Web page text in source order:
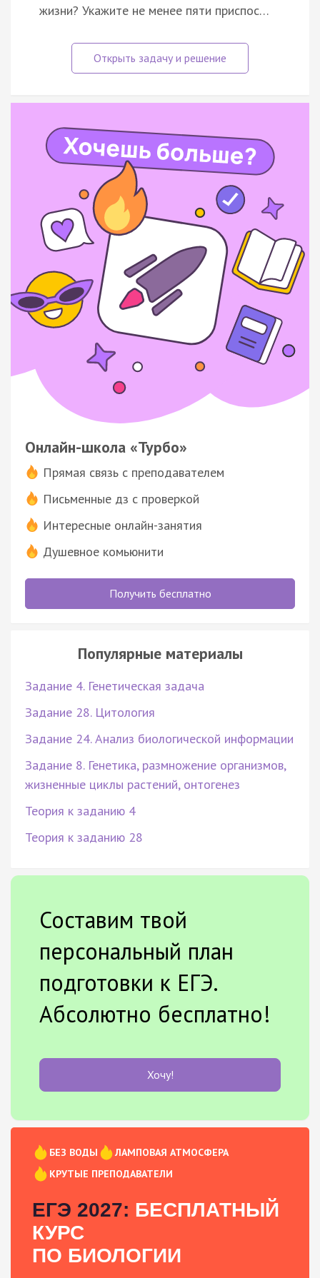
жизни? Укажите не менее пяти приспос…
Онлайн-школа «Турбо»
Прямая связь с преподавателем
Письменные дз с проверкой
Интересные онлайн-занятия
Душевное комьюнити
Получить бесплатно
Популярные материалы
Задание 4. Генетическая задача
Задание 28. Цитология
Задание 24. Анализ биологической информации
Задание 8. Генетика, размножение организмов,
жизненные циклы растений, онтогенез
Теория к заданию 4
Теория к заданию 28
Составим твой
персональный план
подготовки к ЕГЭ.
Абсолютно бесплатно!
Хочу!
БЕЗ ВОДЫ
ЛАМПОВАЯ АТМОСФЕРА
КРУТЫЕ ПРЕПОДАВАТЕЛИ
ЕГЭ 2027: БЕСПЛАТНЫЙ
КУРС
ПО БИОЛОГИИ